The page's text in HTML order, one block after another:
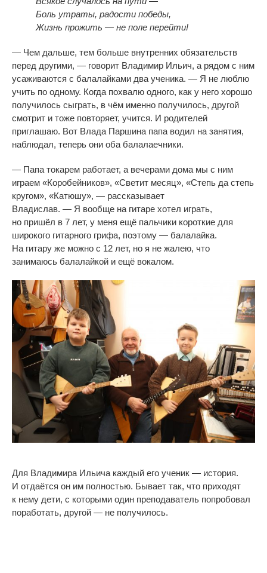
Боль утраты, радости победы,
Жизнь прожить — не поле перейти!
— Чем дальше, тем больше внутренних обязательств
перед другими, — говорит Владимир Ильич, а рядом с ним
усаживаются с балалайками два ученика. — Я не люблю
учить по одному. Когда похвалю одного, как у него хорошо
получилось сыграть, в чём именно получилось, другой
смотрит и тоже повторяет, учится. И родителей
приглашаю. Вот Влада Паршина папа водил на занятия,
наблюдал, теперь они оба балалаечники.
— Папа токарем работает, а вечерами дома мы с ним
играем «Коробейников», «Светит месяц», «Степь да степь
кругом», «Катюшу», — рассказывает
Владислав. — Я вообще на гитаре хотел играть,
но пришёл в 7 лет, у меня ещё пальчики короткие для
широкого гитарного грифа, поэтому — балалайка.
На гитару же можно с 12 лет, но я не жалею, что
занимаюсь балалайкой и ещё вокалом.
Для Владимира Ильича каждый его ученик — история.
И отдаётся он им полностью. Бывает так, что приходят
к нему дети, с которыми один преподаватель попробовал
поработать, другой — не получилось.